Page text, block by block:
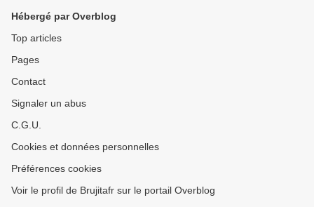
Hébergé par Overblog
Top articles
Pages
Contact
Signaler un abus
C.G.U.
Cookies et données personnelles
Préférences cookies
Voir le profil de Brujitafr sur le portail Overblog